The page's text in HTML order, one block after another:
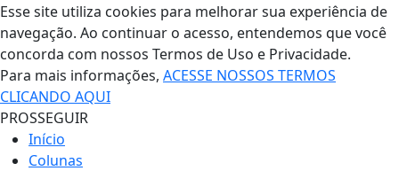
Esse site utiliza cookies para melhorar sua experiência de
navegação. Ao continuar o acesso, entendemos que você
concorda com nossos Termos de Uso e Privacidade.
Para mais informações, ACESSE NOSSOS TERMOS
CLICANDO AQUI
PROSSEGUIR
Início
Colunas